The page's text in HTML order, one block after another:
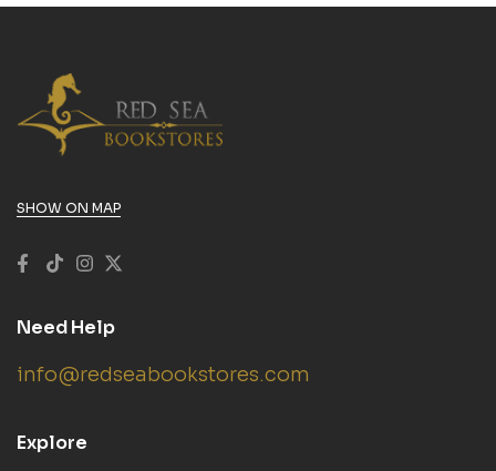
SHOW ON MAP
Need Help
info@redseabookstores.com
Explore